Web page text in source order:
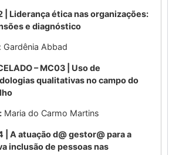
| Liderança ética nas organizações:
e diagnóstico
Gardênia Abbad
– MC03 | Uso de
qualitativas no campo do
Maria do Carmo Martins
| A atuação d@ gestor@ para a
inclusão de pessoas nas